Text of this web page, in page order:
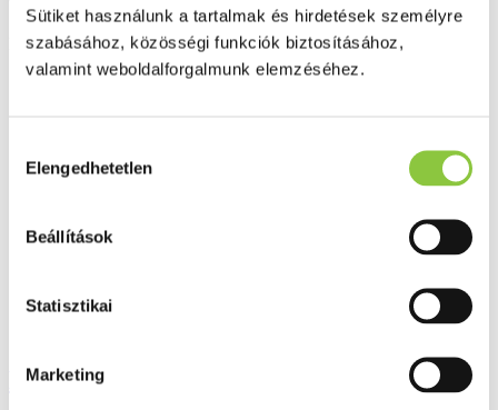
Sütiket használunk a tartalmak és hirdetések személyre
szabásához, közösségi funkciók biztosításához,
valamint weboldalforgalmunk elemzéséhez.
kiválasztása
Elengedhetetlen
Beállítások
Statisztikai
Marketing
Valós gyógyszertári háttér
Folyamatos akciók
Echinacea angustifolia 4 g - hígítás C5